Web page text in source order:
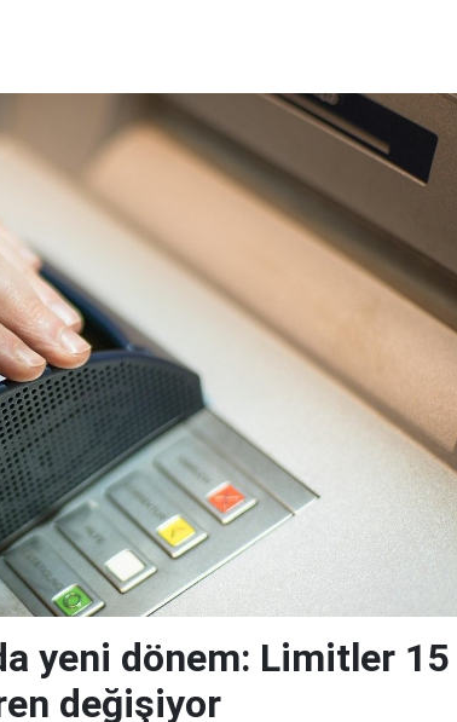
yeni dönem: Limitler 15
değişiyor